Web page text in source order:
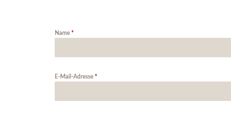
Name *
E-Mail-Adresse *